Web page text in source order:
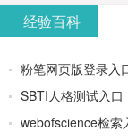
经验百科
粉笔网页版登录入
SBTI人格测试入口
webofscience检索